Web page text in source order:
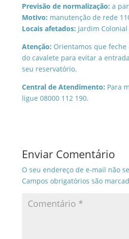
Previsão de normalização: a
Motivo: manutenção de rede
Locais afetados: Jardim
Atenção: Orientamos que
do cavalete para evitar a
seu reservatório.
Central de Atendimento: Para
ligue 08000 112 190.
Enviar Comentário
O seu endereço de e-mail não
Campos obrigatórios são